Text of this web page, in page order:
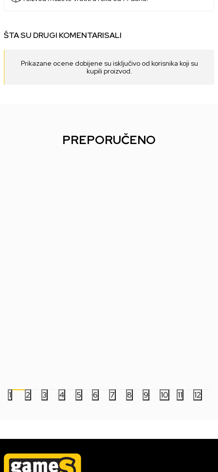
ŠTA SU DRUGI KOMENTARISALI
Prikazane ocene dobijene su isključivo od korisnika koji su
kupili proizvod.
PREPORUČENO
1 2 3 4 5 6 7 8 9 10 11 12